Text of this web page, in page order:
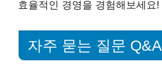
효율적인 경영을 경험해보세요!
자주 묻는 질문 Q&A